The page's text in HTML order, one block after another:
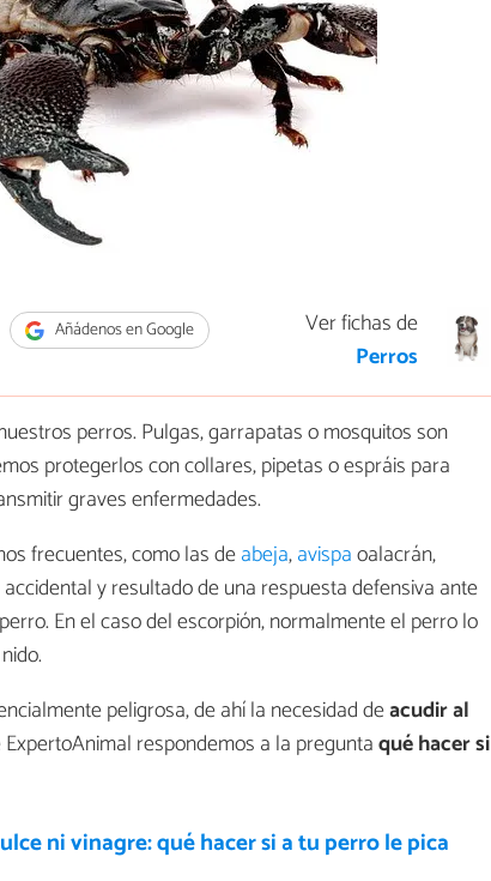
Añádenos en Google
Ver fichas de
Perros
perros. Pulgas, garrapatas o mosquitos son
protegerlos con collares, pipetas o espráis para
graves enfermedades.
frecuentes, como las deabeja,avispaoalacrán,
y resultado de una respuesta defensiva ante
En el caso del escorpión, normalmente el perro lo
peligrosa, de ahí la necesidad deacudir al
respondemos a la preguntaqué hacer si
ni vinagre: qué hacer si a tu perro le pica